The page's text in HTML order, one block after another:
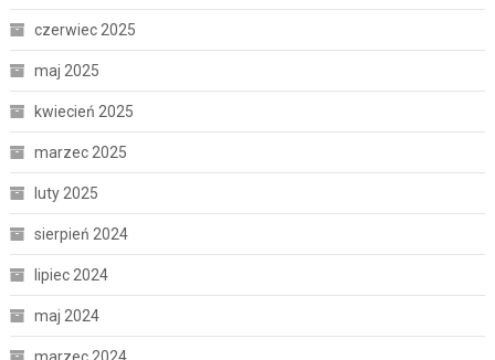
czerwiec 2025
maj 2025
kwiecień 2025
marzec 2025
luty 2025
sierpień 2024
lipiec 2024
maj 2024